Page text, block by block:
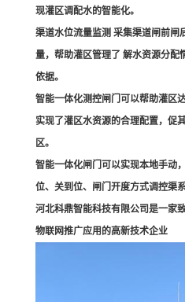
现灌区调配水的智能化。
渠道水位流量监测 采集渠道闸前闸
量，帮助灌区管理了 解水资源分配
依据。
智能一体化测控闸门可以帮助灌区
实现了灌区水资源的合理配置，促
区。
智能一体化闸门可以实现本地手动
位、关到位、闸门开度方式调控渠
河北科鼎智能科技有限公司是一家
物联网推广应用的高新技术企业